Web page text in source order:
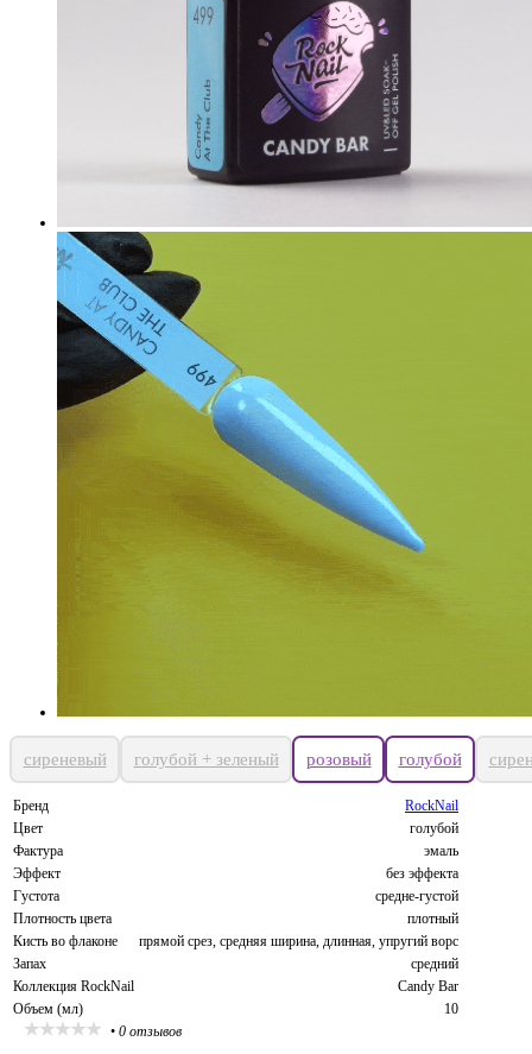
сиреневый голубой + зеленый розовый голубой
Бренд
RockNail
Цвет
голубой
Фактура
эмаль
Эффект
без эффекта
Густота
средне-густой
Плотность цвета
плотный
Кисть во флаконе
прямой срез, средняя ширина, длинная, упругий ворс
Запах
средний
Коллекция RockNail
Candy Bar
Объем (мл)
10
• 0 отзывов